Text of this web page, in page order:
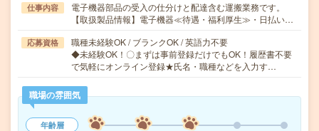
仕事内容
電子機器部品の受入の仕分けと配達含む運搬業務です。
【取扱製品情報】電子機器≪待遇・福利厚生≫・日払い…
応募資格
職種未経験OK / ブランクOK / 英語力不要
◆未経験OK！〇まずは事前登録だけでもOK！履歴書不要
で気軽にオンライン登録★氏名・職種などを入力す…
職場の雰囲気
年齢層